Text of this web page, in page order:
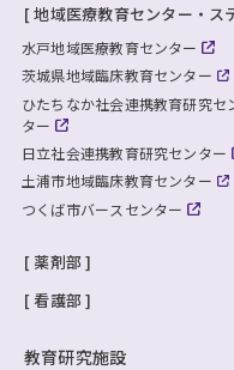
地域医療教育センター・ス
水戸地域医療教育センター
茨城県地域臨床教育センター
ひたちなか社会連携教育研究セ
ター
日立社会連携教育研究センター
土浦市地域臨床教育センター
つくば市バースセンター
薬剤部
看護部
教育研究施設